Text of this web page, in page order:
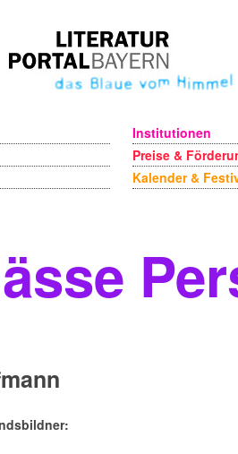
Institutionen
Preise &
Kalender &